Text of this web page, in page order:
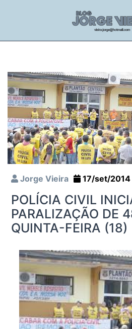
Jorge Vieira 17/set/2014
POLÍCIA CIVIL
PARALIZAÇÃO DE
QUINTA-FEIRA (18)